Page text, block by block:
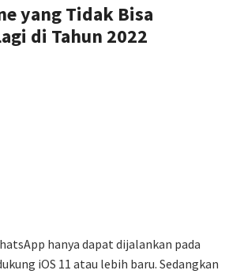
yang Tidak Bisa
di Tahun 2022
hanya dapat dijalankan pada
iOS 11 atau lebih baru. Sedangkan